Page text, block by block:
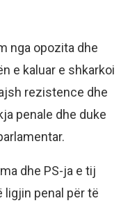
nga opozita dhe
e kaluar e shkarkoi
rezistence dhe
penale dhe duke
dhe PS-ja e tij
penal për të